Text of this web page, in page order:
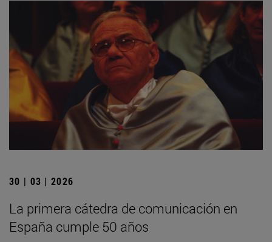
30 | 03 | 2026
La primera cátedra de comunicación en
España cumple 50 años